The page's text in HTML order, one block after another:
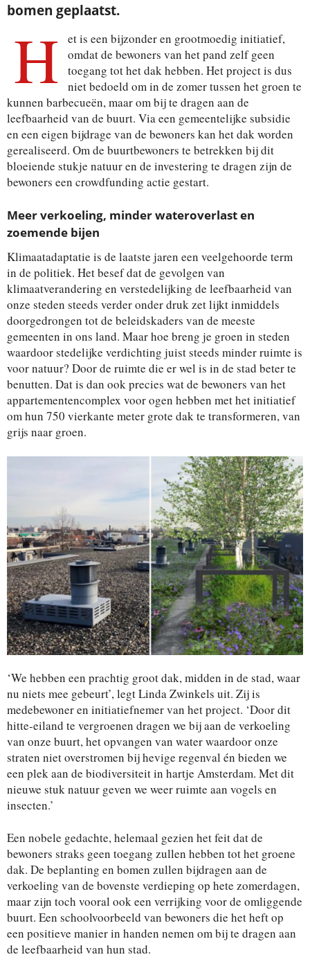
bomen geplaatst.
H
et is een bijzonder en grootmoedig initiatief,
omdat de bewoners van het pand zelf geen
toegang tot het dak hebben. Het project is dus
niet bedoeld om in de zomer tussen het groen te
kunnen barbecueën, maar om bij te dragen aan de
leefbaarheid van de buurt. Via een gemeentelijke subsidie
en een eigen bijdrage van de bewoners kan het dak worden
gerealiseerd. Om de buurtbewoners te betrekken bij dit
bloeiende stukje natuur en de investering te dragen zijn de
bewoners een crowdfunding actie gestart.
Meer verkoeling, minder wateroverlast en
zoemende bijen
Klimaatadaptatie is de laatste jaren een veelgehoorde term
in de politiek. Het besef dat de gevolgen van
klimaatverandering en verstedelijking de leefbaarheid van
onze steden steeds verder onder druk zet lijkt inmiddels
doorgedrongen tot de beleidskaders van de meeste
gemeenten in ons land. Maar hoe breng je groen in steden
waardoor stedelijke verdichting juist steeds minder ruimte is
voor natuur? Door de ruimte die er wel is in de stad beter te
benutten. Dat is dan ook precies wat de bewoners van het
appartementencomplex voor ogen hebben met het initiatief
om hun 750 vierkante meter grote dak te transformeren, van
grijs naar groen.
‘We hebben een prachtig groot dak, midden in de stad, waar
nu niets mee gebeurt’, legt Linda Zwinkels uit. Zij is
medebewoner en initiatiefnemer van het project. ‘Door dit
hitte-eiland te vergroenen dragen we bij aan de verkoeling
van onze buurt, het opvangen van water waardoor onze
straten niet overstromen bij hevige regenval én bieden we
een plek aan de biodiversiteit in hartje Amsterdam. Met dit
nieuwe stuk natuur geven we weer ruimte aan vogels en
insecten.’
Een nobele gedachte, helemaal gezien het feit dat de
bewoners straks geen toegang zullen hebben tot het groene
dak. De beplanting en bomen zullen bijdragen aan de
verkoeling van de bovenste verdieping op hete zomerdagen,
maar zijn toch vooral ook een verrijking voor de omliggende
buurt. Een schoolvoorbeeld van bewoners die het heft op
een positieve manier in handen nemen om bij te dragen aan
de leefbaarheid van hun stad.